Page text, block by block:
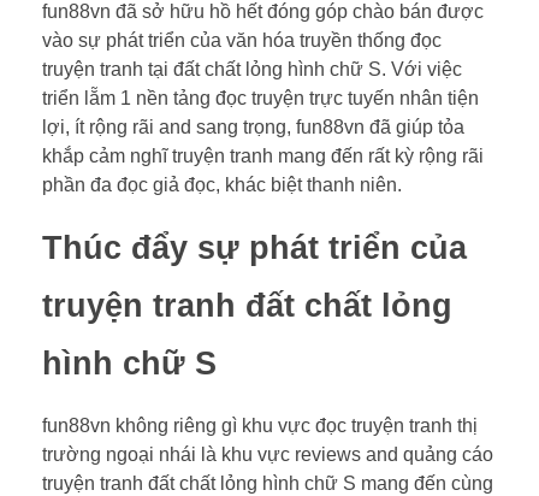
fun88vn đã sở hữu hồ hết đóng góp chào bán được
vào sự phát triển của văn hóa truyền thống đọc
truyện tranh tại đất chất lỏng hình chữ S. Với việc
triển lẵm 1 nền tảng đọc truyện trực tuyến nhân tiện
lợi, ít rộng rãi and sang trọng, fun88vn đã giúp tỏa
khắp cảm nghĩ truyện tranh mang đến rất kỳ rộng rãi
phần đa đọc giả đọc, khác biệt thanh niên.
Thúc đẩy sự phát triển của
truyện tranh đất chất lỏng
hình chữ S
fun88vn không riêng gì khu vực đọc truyện tranh thị
trường ngoại nhái là khu vực reviews and quảng cáo
truyện tranh đất chất lỏng hình chữ S mang đến cùng